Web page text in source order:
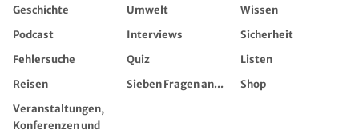
Geschichte Umwelt
Wissen
Podcast
Interviews
Sicherheit
Fehlersuche
Quiz
Listen
Reisen
Sieben Fragen an...
Shop
Veranstaltungen,
Konferenzen und